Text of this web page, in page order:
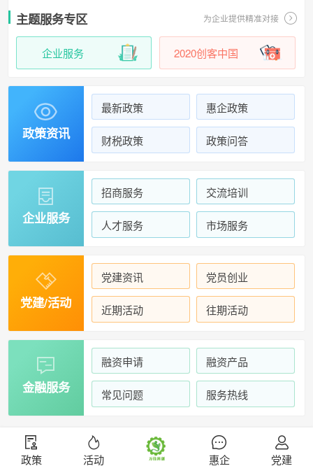
主题服务专区 为企业提供精准对接
企业服务 2020创客中国

政策资讯
最新政策 惠企政策
财税政策 政策问答

企业服务
招商服务 交流培训
人才服务 市场服务

党建/活动
党建资讯 党员创业
近期活动 往期活动

金融服务
融资申请 融资产品
常见问题 服务热线
政策 活动 惠企 党建